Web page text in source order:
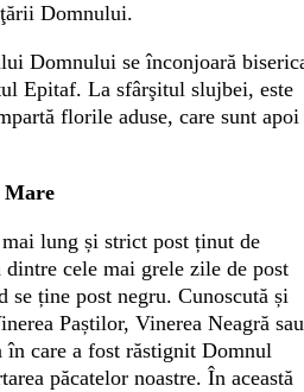
Domnului.
Domnului se înconjoară
Epitaf. La sfârşitul slujbei, este
florile aduse, care sunt apoi
Mare
lung și strict post ținut de
cele mai grele zile de post
se ține post negru. Cunoscută și
Paștilor, Vinerea Neagră sau
în care a fost răstignit Domnul
păcatelor noastre. În această